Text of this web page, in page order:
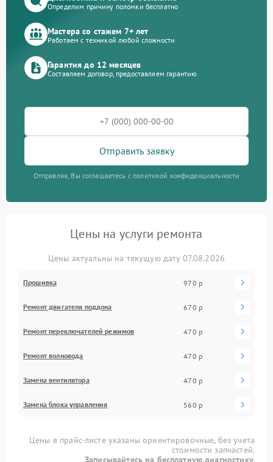
Определим причину поломки бесплатно
Мастера со стажем 7+ лет
Работаем с техникой любой сложности
Гарантия до 12 месяцев
Составляем договор, предоставляем гарантию
Отправить заявку
Отправляя, Вы соглашаетесь с политикой конфиденциальности
Цены на услуги ремонта
Цены актуальны на текущую дату 07.08.2026
Прошивка 970 р
Ремонт двигателя поддона 670 р
Ремонт переключателей режимов 470 р
Ремонт волновода 470 р
Замена вентилятора 470 р
Замена блока управления 560 р
Цены в прайс-листе указаны ориентировочные, без учета
стоимости запчастей.
Записывайтесь на бесплатную диагностику.